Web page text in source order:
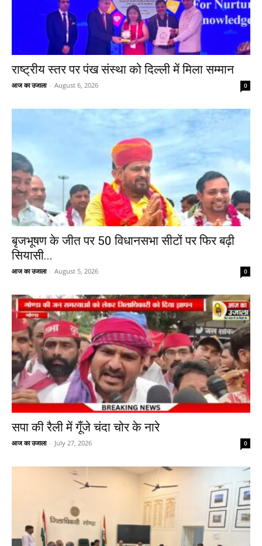
राष्ट्रीय स्तर पर पंख संस्था को दिल्ली में मिला सम्मान
आज का उजाला - August 6, 2026 0
बृजभूषण के जीत पर 50 विधानसभा सीटों पर फिर बढ़ी
सियासी...
आज का उजाला - August 5, 2026 0
सपा की रैली में गूँजे चंदा चोर के नारे
आज का उजाला - July 27, 2026 0